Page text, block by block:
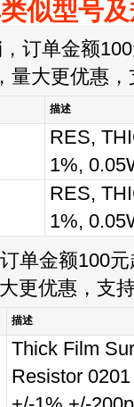
似型号
订单金额
量大更优惠
描述
RES,
1%,
RES,
1%,
单金额100元
更优惠，支
描述
Thick Film
Resistor